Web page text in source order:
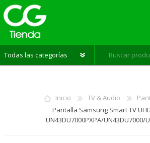
LISTA DE DESEOS
Inicio TV & Audio
Pantalla Samsung Smart TV
UN43DU7000PXPA/UN43DU7000/